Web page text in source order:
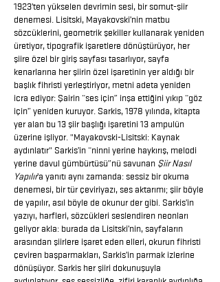
1923’ten yükselen devrimin sesi, bir somut-şiir
denemesi. Lisitski, Mayakovski’nin matbu
sözcüklerini, geometrik şekiller kullanarak yeniden
üretiyor, tipografik işaretlere dönüştürüyor, her
şiire özel bir giriş sayfası tasarlıyor, sayfa
kenarlarına her şiirin özel işaretinin yer aldığı bir
başlık fihristi yerleştiriyor, metni adeta yeniden
icra ediyor: Şairin “ses için” inşa ettiğini yıkıp “göz
için” yeniden kuruyor. Sarkis, 1978 yılında, kitapta
yer alan bu 13 şiir başlığı işaretini 13 ampulün
üzerine işliyor. "Mayakovski-Lisitski: Kaynak
aydınlatır" Sarkis’in “ninni yerine haykırış, melodi
yerine davul gümbürtüsü”nü savunan Şiir Nasıl
Yapılır’a yanıtı aynı zamanda: sessiz bir okuma
denemesi, bir tür çeviriyazı, ses aktarımı; şiir böyle
de yapılır, asıl böyle de okunur der gibi. Sarkis’in
yazıyı, harfleri, sözcükleri seslendiren neonları
geliyor akla: burada da Lisitski’nin, sayfaların
arasından şiirlere işaret eden elleri, okurun fihristi
çeviren başparmakları, Sarkis’in parmak izlerine
dönüşüyor. Sarkis her şiiri dokunuşuyla